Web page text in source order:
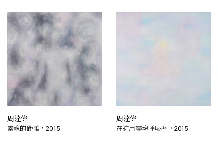
周達偉
靈魂的距離，2015
周達偉
在這用靈魂呼吸著，2015